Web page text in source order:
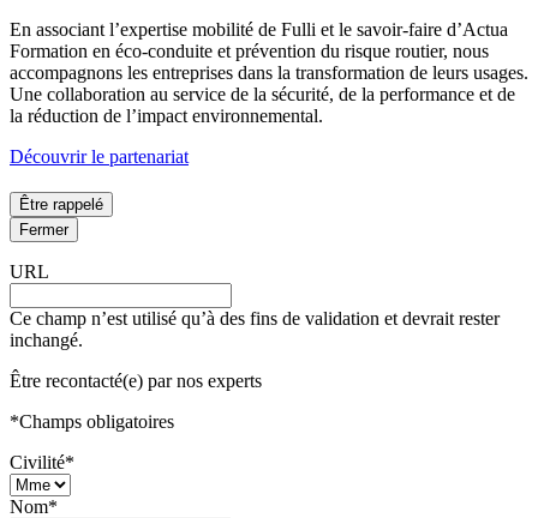
En associant l’expertise mobilité de Fulli et le savoir-faire d’Actua
Formation en éco-conduite et prévention du risque routier, nous
accompagnons les entreprises dans la transformation de leurs usages.
Une collaboration au service de la sécurité, de la performance et de
la réduction de l’impact environnemental.
Découvrir le partenariat
Être rappelé
Fermer
URL
Ce champ n’est utilisé qu’à des fins de validation et devrait rester
inchangé.
Être recontacté(e) par nos experts
*Champs obligatoires
Civilité*
Nom*